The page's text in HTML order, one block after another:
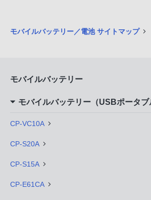
モバイルバッテリー／電池 サイトマップ
モバイルバッテリー
モバイルバッテリー（USBポータブ
CP-VC10A
CP-S20A
CP-S15A
CP-E61CA